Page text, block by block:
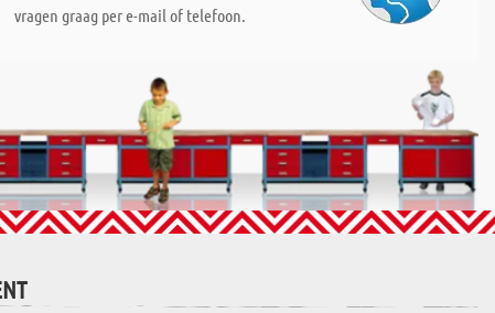
vragen graag per e-mail of telefoon.